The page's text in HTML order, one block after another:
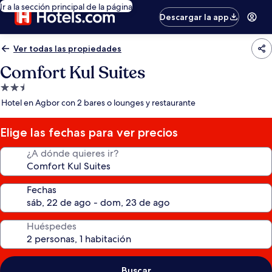
Ir a la sección principal de la página
Descargar la app
Ver todas las propiedades
Comfort Kul Suites
Propiedad
de
estrellas
Hotel en Agbor con 2 bares o lounges y restaurante
Elige las fechas para ver precios
¿A dónde quieres ir?
Fechas
Huéspedes